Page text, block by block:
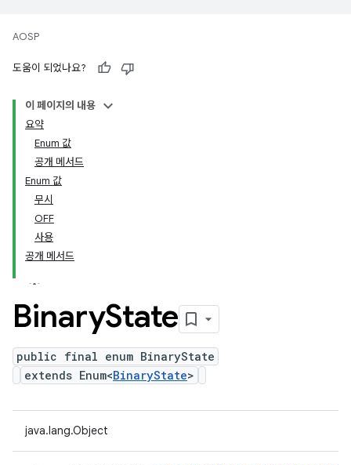
AOSP
도움이 되었나요?
이 페이지의 내용
요약
Enum 값
공개 메서드
Enum 값
무시
OFF
사용
공개 메서드
BinaryState
public final enum BinaryState
extends Enum<BinaryState>
java.lang.Object